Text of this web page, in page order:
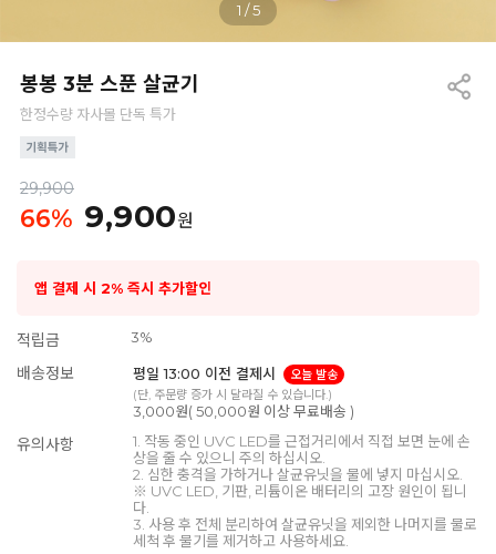
1 /5
봉봉 3분 스푼 살균기
한정수량 자사몰 단독 특가
29,900
66% 9,900원
앱 결제 시 2% 즉시 추가할인
적립금 3%
배송정보 평일 13:00 이전 결제시
오늘 발송
(단, 주문량 증가 시 달라질 수 있습니다.)
3,000원( 50,000원 이상 무료배송 )
유의사항
1. 작동 중인 UVC LED를 근접거리에서 직접 보면 눈에 손
상을 줄 수 있으니 주의 하십시오.
2. 심한 충격을 가하거나 살균유닛을 물에 넣지 마십시오.
※ UVC LED, 기판, 리튬이온 배터리의 고장 원인이 됩니
다.
3. 사용 후 전체 분리하여 살균유닛을 제외한 나머지를 물로
세척 후 물기를 제거하고 사용하세요.